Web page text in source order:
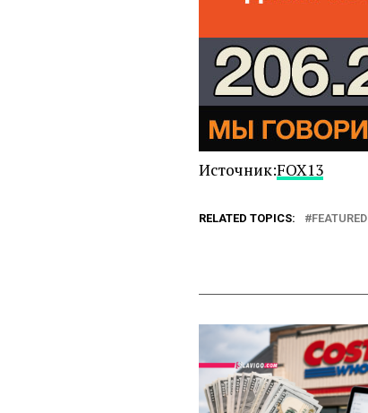
Источник:FOX13
RELATED TOPICS: FEATURED